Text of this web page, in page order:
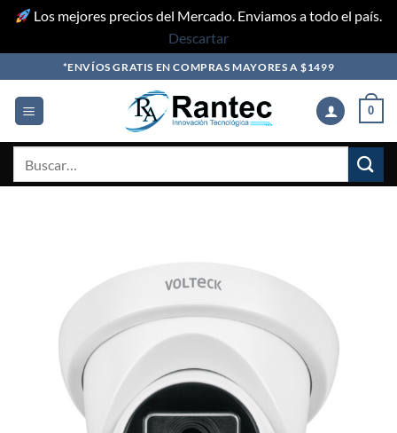
Los mejores precios del Mercado. Enviamos a todo el país.
Descartar
to
content
*ENVÍOS GRATIS EN COMPRAS MAYORES A $1499
0